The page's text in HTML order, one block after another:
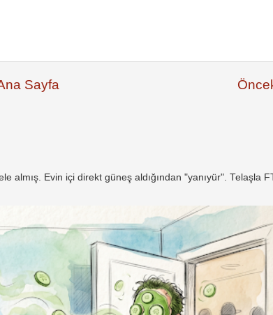
Sayfa
almış. Evin içi direkt güneş aldığından "yanıyür". Telaşla